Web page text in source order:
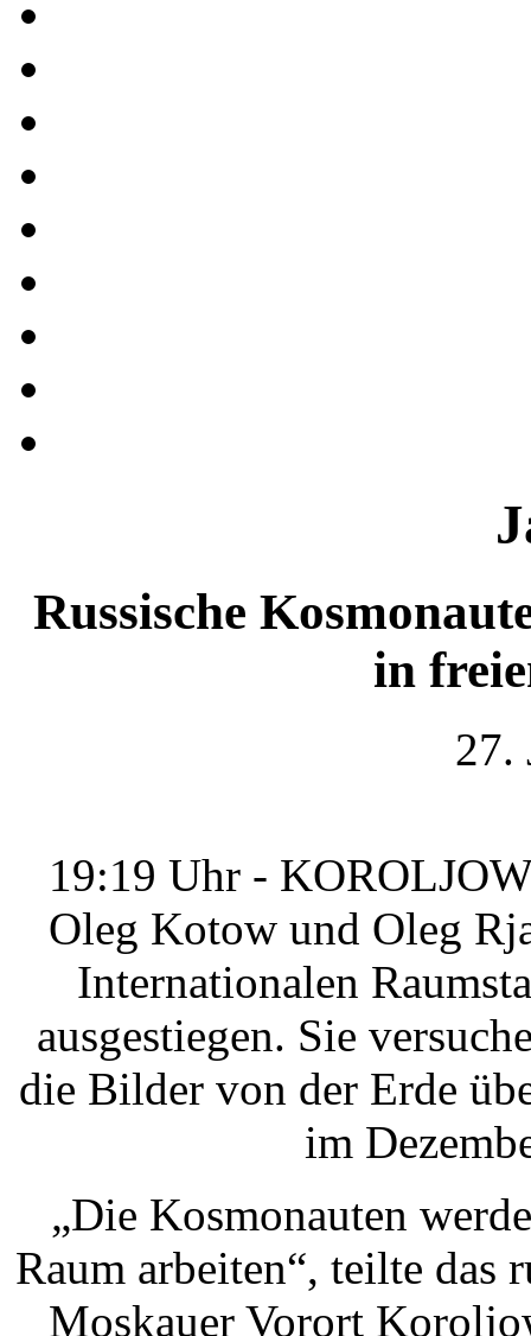
Russische
in
27.
19:19 Uhr -
Oleg Kotow und Oleg
Internationalen
ausgestiegen. Sie
die Bilder von der Erde
im
„Die Kosmonauten
Raum arbeiten“, teilte das
Moskauer Vorort